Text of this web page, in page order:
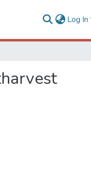
Log In